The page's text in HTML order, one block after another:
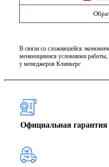
В связи со сложившейся
меняющимися условиями работы,
у менеджеров Клинкерс
Официальная гарантия